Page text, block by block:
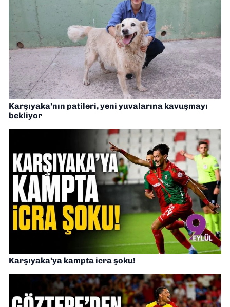
Karşıyaka’nın patileri, yeni yuvalarına kavuşmayı
bekliyor
Karşıyaka’ya kampta icra şoku!